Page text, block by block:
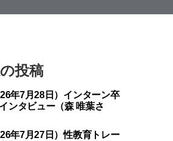
投稿
年7月28日）インターン卒
ンタビュー（森 唯葉さ
年7月27日）性教育トレー